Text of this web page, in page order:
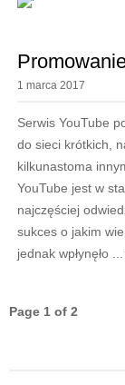
1 marca 2017
Serwis YouTube
do sieci krótkich,
kilkunastoma
YouTube jest w
najczęściej
sukces o jakim
jednak wpłynęło ...
Page 1 of 2